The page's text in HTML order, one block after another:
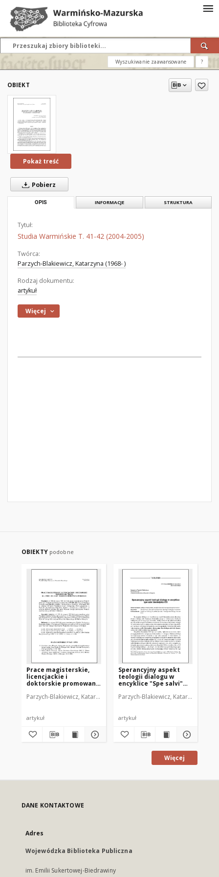
Wyszukiwanie zaawansowane ?
OBIEKT
Pokaż treść
Pobierz
OPIS INFORMACJE STRUKTURA
Tytuł:
Studia Warmińskie T. 41-42 (2004-2005)
Twórca:
Parzych-Blakiewicz, Katarzyna (1968- )
Rodzaj dokumentu:
artykuł
Więcej
OBIEKTY podobne
Prace magisterskie,
licencjackie i
doktorskie promowane
Mariana
Parzych-Blakiewicz, Katarzyna (1968- ) Guzowski, Jan (1955- ).
artykuł
Sperancyjny aspekt
teologii dialogu w
encyklice "Spe salvi"
Parzych-Blakiewicz, Katarzyna
artykuł
Więcej
DANE KONTAKTOWE
Adres
Wojewódzka Biblioteka Publiczna
im. Emilii Sukertowej-Biedrawiny